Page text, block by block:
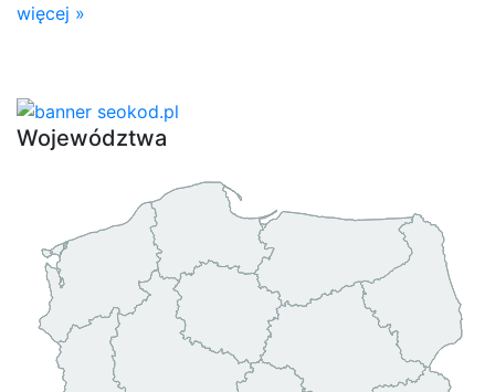
więcej »
Województwa